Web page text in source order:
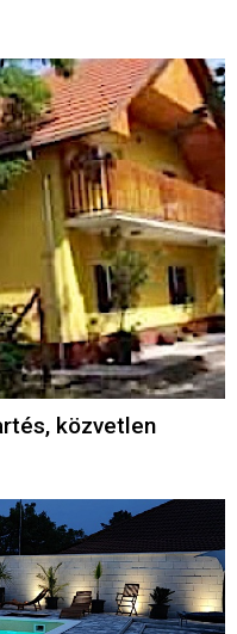
közvetlen